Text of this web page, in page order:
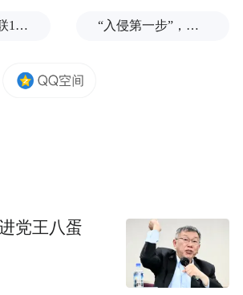
一经济大省加快科技自立自
。
独闯南太行失联14天的女子已确认遇难，遗体在悬崖被找到 “入侵第一步”，与特朗普关系密切美企被曝强闯格陵兰岛
党王八蛋